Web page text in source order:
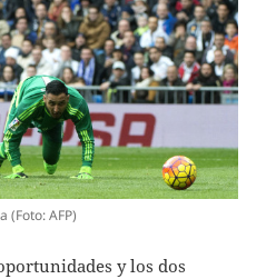
(Foto: AFP)
y los dos